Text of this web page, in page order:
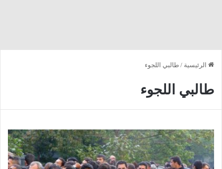
الرئيسية / طالبي اللجوء
طالبي اللجوء